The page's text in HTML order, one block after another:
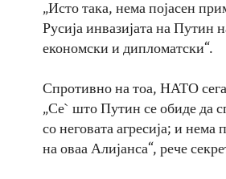
„Исто така, нема појасен
Русија инвазијата на Путин
економски и дипломатски“.
Спротивно на тоа, НАТО
„Се` што Путин се обиде да
со неговата агресија; и
на оваа Алијанса“, рече